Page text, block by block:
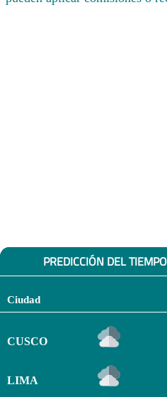
PREDICCIÓN DEL
Ciudad
CUSCO
LIMA